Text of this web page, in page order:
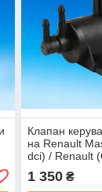
Клапан
на Renault
dci) / Renault
7700113071
1 350₴